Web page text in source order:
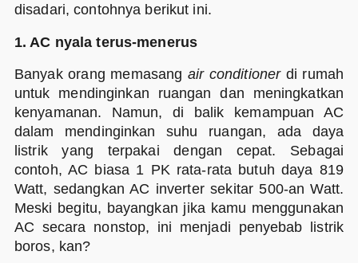
disadari, contohnya berikut ini.
1. AC nyala terus-menerus
Banyak orang memasang air conditionerdi rumah
untuk mendinginkan ruangan dan meningkatkan
kenyamanan. Namun, di balik kemampuan AC
dalam mendinginkan suhu ruangan, ada daya
listrik yang terpakai dengan cepat. Sebagai
contoh, AC biasa 1 PK rata-rata butuh daya 819
Watt, sedangkan AC inverter sekitar 500-an Watt.
Meski begitu, bayangkan jika kamu menggunakan
AC secara nonstop, ini menjadi penyebab listrik
boros, kan?